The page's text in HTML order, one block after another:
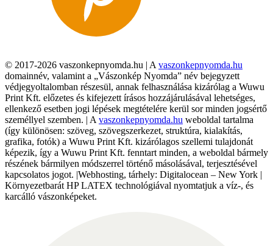
© 2017-2026 vaszonkepnyomda.hu | A vaszonkepnyomda.hu
domainnév, valamint a „Vászonkép Nyomda” név bejegyzett
védjegyoltalomban részesül, annak felhasználása kizárólag a Wuwu
Print Kft. előzetes és kifejezett írásos hozzájárulásával lehetséges,
ellenkező esetben jogi lépések megtételére kerül sor minden jogsértő
személlyel szemben. | A vaszonkepnyomda.hu weboldal tartalma
(így különösen: szöveg, szövegszerkezet, struktúra, kialakítás,
grafika, fotók) a Wuwu Print Kft. kizárólagos szellemi tulajdonát
képezik, így a Wuwu Print Kft. fenntart minden, a weboldal bármely
részének bármilyen módszerrel történő másolásával, terjesztésével
kapcsolatos jogot. |Webhosting, tárhely: Digitalocean – New York |
Környezetbarát HP LATEX technológiával nyomtatjuk a víz-, és
karcálló vászonképeket.